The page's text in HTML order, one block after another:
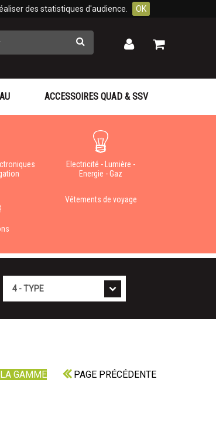
des statistiques d'audience. OK
Rechercher Mon
Mon
Electricité - Lumière -
Energie - Gaz
Vêtements de voyage
ACCESSOIRES QUAD & SSV
GAMME PAGE PRÉCÉDENTE